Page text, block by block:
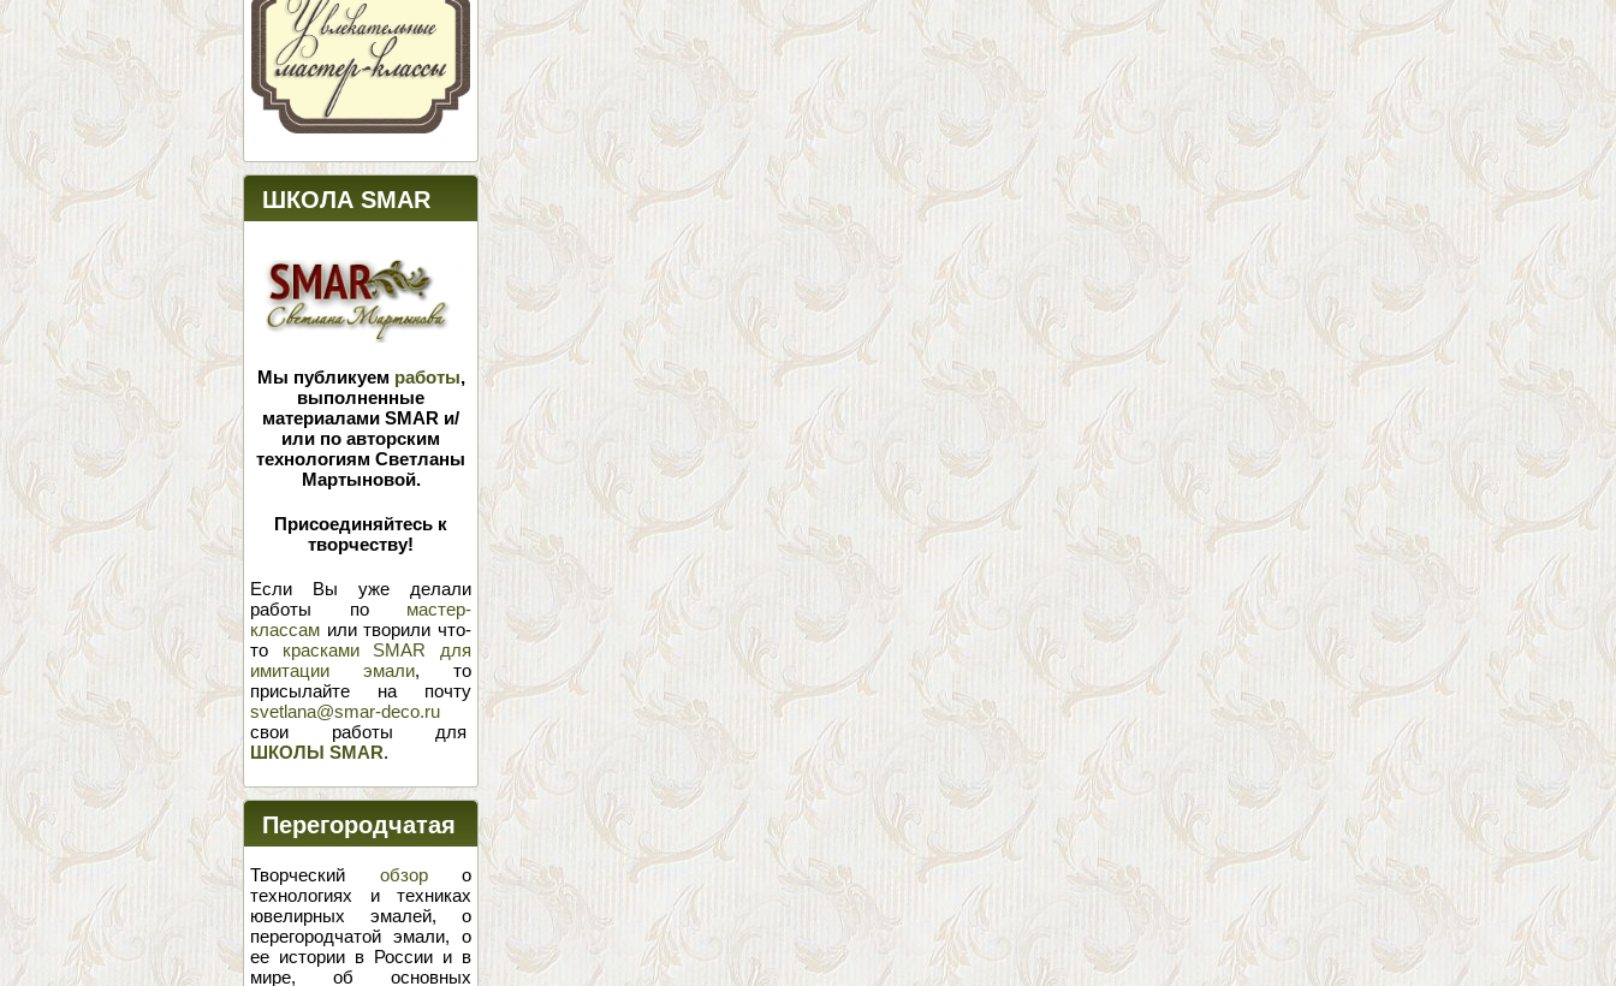
ШКОЛА SMAR
Мы публикуем работы,
выполненные
материалами SMAR и/
или по авторским
технологиям Светланы
Мартыновой.
Присоединяйтесь к
творчеству!
Если Вы уже делали
работы по мастер-
классам или творили что-
то красками SMAR для
имитации эмали, то
присылайте на почту
svetlana@smar-deco.ru
свои работы для
ШКОЛЫ SMAR.
Перегородчатая
эмаль
Творческий обзоро
технологиях и техниках
ювелирных эмалей, о
перегородчатой эмали, о
ее истории в России и в
мире, об основных